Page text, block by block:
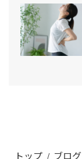
トップ / ブログ